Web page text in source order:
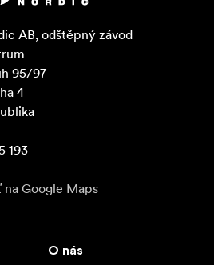
AB, odštěpný závod
95/97
4
193
na Google Maps
O nás